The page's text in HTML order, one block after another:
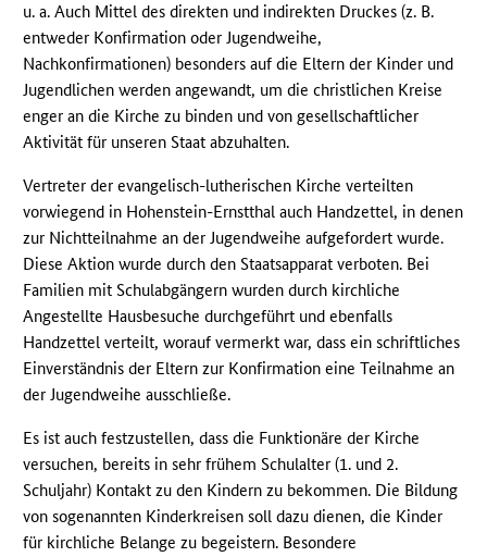
u. a. Auch Mittel des direkten und indirekten Druckes (z. B.
entweder Konfirmation oder Jugendweihe,
Nachkonfirmationen) besonders auf die Eltern der Kinder und
Jugendlichen werden angewandt, um die christlichen Kreise
enger an die Kirche zu binden und von gesellschaftlicher
Aktivität für unseren Staat abzuhalten.
Vertreter der evangelisch-lutherischen Kirche verteilten
vorwiegend in Hohenstein-Ernstthal auch Handzettel, in denen
zur Nichtteilnahme an der Jugendweihe aufgefordert wurde.
Diese Aktion wurde durch den Staatsapparat verboten. Bei
Familien mit Schulabgängern wurden durch kirchliche
Angestellte Hausbesuche durchgeführt und ebenfalls
Handzettel verteilt, worauf vermerkt war, dass ein schriftliches
Einverständnis der Eltern zur Konfirmation eine Teilnahme an
der Jugendweihe ausschließe.
Es ist auch festzustellen, dass die Funktionäre der Kirche
versuchen, bereits in sehr frühem Schulalter (1. und 2.
Schuljahr) Kontakt zu den Kindern zu bekommen. Die Bildung
von sogenannten Kinderkreisen soll dazu dienen, die Kinder
für kirchliche Belange zu begeistern. Besondere